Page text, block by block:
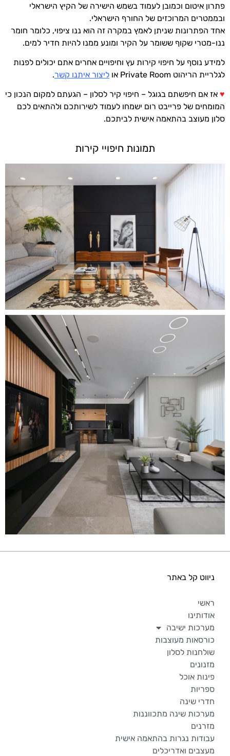
פתרון איטום וכמובן לעמוד בשמש הישירה של הקיץ הישראלי
ובממטרים המרוכזים של החורף הישראלי.
אחד הפתרונות שניתן לאמץ במקרה זה הוא ננו ציפוי, כלומר חומר
ננו-מטרי שקוף ששומר על הקיר ומונע ממנו להיות חדיר למים.
למידע נוסף על חיפוי קירות עץ וחיפויים אחרים אתם יכולים לפנות
לגלריית הריהוט Private Room או
ליצור איתנו קשר.
♥ אז אם חיפשתם בגוגל – חיפוי קיר לסלון – הגעתם למקום הנכון כי
המומחים של פרייבט רום ישמחו לעמוד לשירותכם ולהתאים לכם
סלון מעוצב בהתאמה אישית לביתכם.
תמונות חיפויי קירות
ניווט קל באתר
ראשי
אודותינו
מערכות ישיבה
כורסאות מעוצבות
שולחנות לסלון
מזנונים
פינות אוכל
ספריות
חדרי שינה
מערכות שינה מתכווננות
מזרנים
עבודות נגרות בהתאמה אישית
מעצבים ואדריכלים